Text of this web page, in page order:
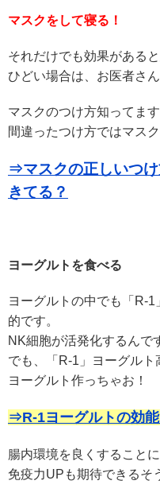
マスクをして寝る！
それだけでも効果があると
ひどい場合は、お医者さ
マスクのつけ方知ってます
間違ったつけ方ではマス
⇒マスクの正しいつ
きてる？
ヨーグルトを食べる
ヨーグルトの中でも「R-
的です。
NK細胞が活発化するんで
でも、「R-1」ヨーグルト
ヨーグルト作っちゃお！
⇒R-1ヨーグルトの効
腸内環境を良くすることに
免疫力UPも期待できるそ